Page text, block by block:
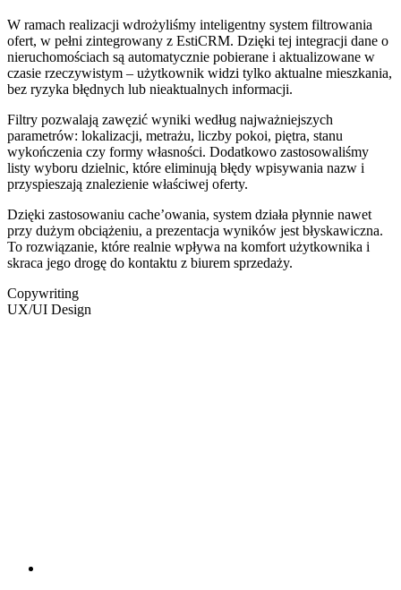
W ramach realizacji wdrożyliśmy inteligentny system filtrowania
ofert, w pełni zintegrowany z EstiCRM. Dzięki tej integracji dane o
nieruchomościach są automatycznie pobierane i aktualizowane w
czasie rzeczywistym – użytkownik widzi tylko aktualne mieszkania,
bez ryzyka błędnych lub nieaktualnych informacji.
Filtry pozwalają zawęzić wyniki według najważniejszych
parametrów: lokalizacji, metrażu, liczby pokoi, piętra, stanu
wykończenia czy formy własności. Dodatkowo zastosowaliśmy
listy wyboru dzielnic, które eliminują błędy wpisywania nazw i
przyspieszają znalezienie właściwej oferty.
Dzięki zastosowaniu cache’owania, system działa płynnie nawet
przy dużym obciążeniu, a prezentacja wyników jest błyskawiczna.
To rozwiązanie, które realnie wpływa na komfort użytkownika i
skraca jego drogę do kontaktu z biurem sprzedaży.
Copywriting
UX/UI Design